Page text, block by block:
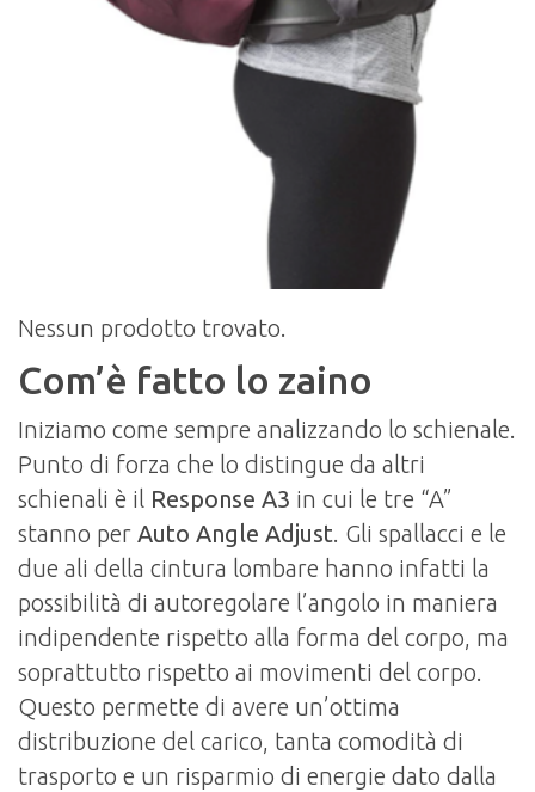
Nessun prodotto trovato.
Com’è fatto lo zaino
Iniziamo come sempre analizzando lo schienale.
Punto di forza che lo distingue da altri
schienali è il Response A3 in cui le tre “A”
stanno per Auto Angle Adjust. Gli spallacci e le
due ali della cintura lombare hanno infatti la
possibilità di autoregolare l’angolo in maniera
indipendente rispetto alla forma del corpo, ma
soprattutto rispetto ai movimenti del corpo.
Questo permette di avere un’ottima
distribuzione del carico, tanta comodità di
trasporto e un risparmio di energie dato dalla